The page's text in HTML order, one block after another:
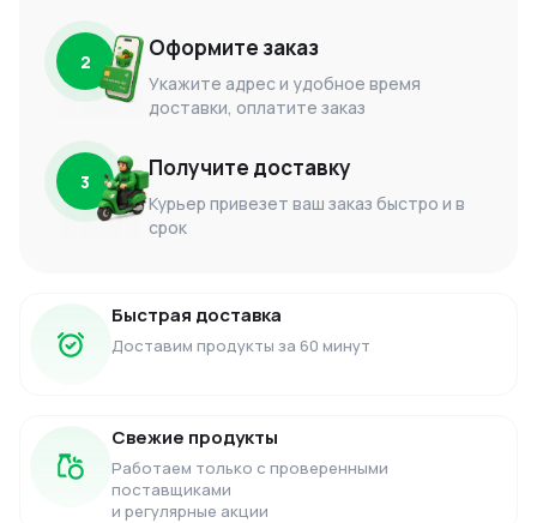
2 Оформите заказ
Укажите адрес и удобное время
доставки, оплатите заказ
3 Получите доставку
Курьер привезет ваш заказ быстро и в
срок
Быстрая доставка
Доставим продукты за 60 минут
Свежие продукты
Работаем только с проверенными
поставщиками
и регулярные акции